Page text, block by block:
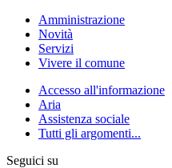
Amministrazione
Novità
Servizi
Vivere il comune
Accesso all'informazione
Aria
Assistenza sociale
Tutti gli argomenti...
Seguici su